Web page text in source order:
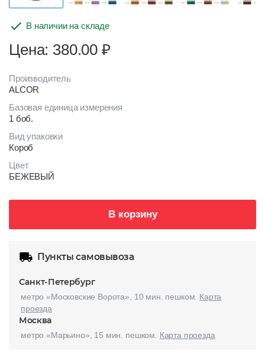
В наличии на складе
Цена: 380.00 ₽
Производитель
ALCOR
Базовая единица измерения
1 боб.
Вид упаковки
Короб
Цвет
БЕЖЕВЫЙ
В корзину
Пункты самовывоза
Санкт-Петербург
метро «Московские Ворота», 10 мин. пешком. Карта
проезда
Москва
метро «Марьино», 15 мин. пешком. Карта проезда